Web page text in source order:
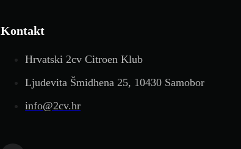
Kontakt
Hrvatski 2cv Citroen Klub
Ljudevita Šmidhena 25, 10430 Samobor
info@2cv.hr